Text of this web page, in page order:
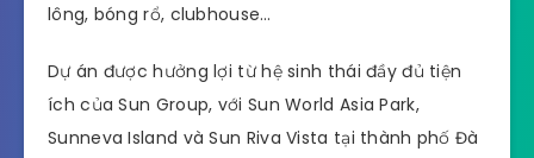
lông, bóng rổ, clubhouse…
Dự án được hưởng lợi từ hệ sinh thái đầy đủ tiện
ích của Sun Group, với Sun World Asia Park,
Sunneva Island và Sun Riva Vista tại thành phố Đà